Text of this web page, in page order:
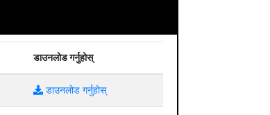
डाउनलोड गर्नुहोस्
डाउनलोड गर्नुहोस्